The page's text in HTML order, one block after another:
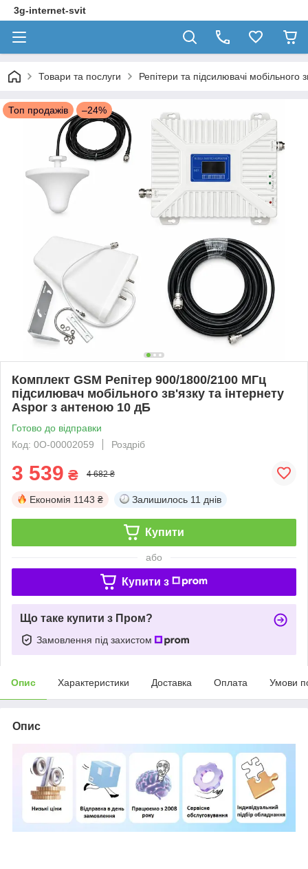
3g-internet-svit
Товари та послуги Репітери та підсилювачі мобільного
Топ продажів –24%
Комплект GSM Репітер 900/1800/2100 МГц
підсилювач мобільного зв'язку та інтернету
Aspor з антеною 10 дБ
Готово до відправки
Код: 0О-00002059
Роздріб
3 539 ₴ 4 682 ₴
Економія 1143 ₴ Залишилось 11 днів
Купити
або
Купити з
Що таке купити з Пром?
Замовлення під захистом
Опис Характеристики Доставка Оплата Умови
Опис